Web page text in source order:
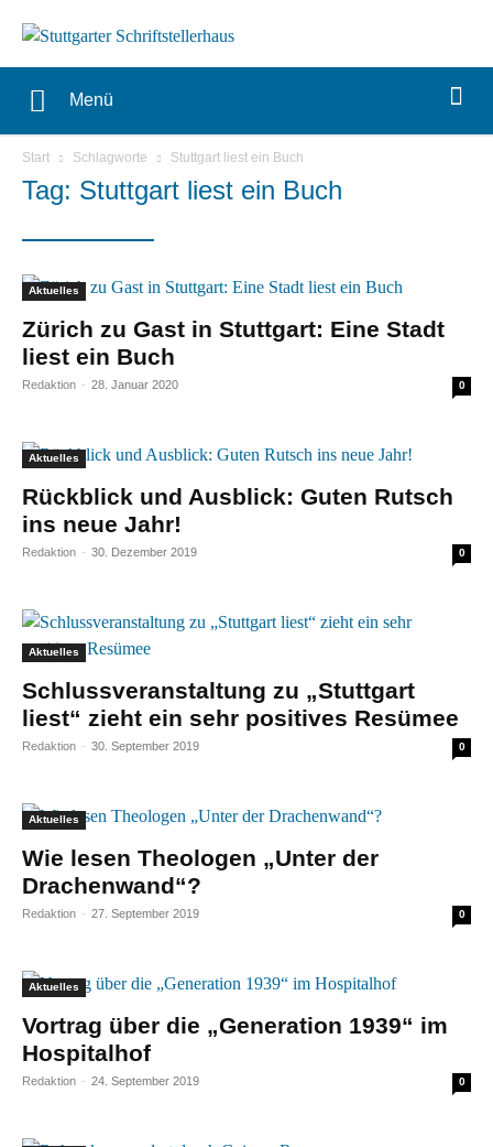
Menü
Start Schlagworte Stuttgart liest ein Buch
Tag: Stuttgart liest ein Buch
Aktuelles
Zürich zu Gast in Stuttgart: Eine Stadt
liest ein Buch
Redaktion - 28. Januar 2020 0
Aktuelles
Rückblick und Ausblick: Guten Rutsch
ins neue Jahr!
Redaktion - 30. Dezember 2019 0
Aktuelles
Schlussveranstaltung zu „Stuttgart
liest“ zieht ein sehr positives Resümee
Redaktion - 30. September 2019 0
Aktuelles
Wie lesen Theologen „Unter der
Drachenwand“?
Redaktion - 27. September 2019 0
Aktuelles
Vortrag über die „Generation 1939“ im
Hospitalhof
Redaktion - 24. September 2019 0